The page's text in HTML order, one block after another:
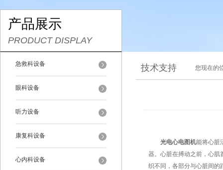
产品展示
PRODUCT DISPLAY
急救科设备
眼科设备
听力设备
康复科设备
心内科设备
技术支持 您现在的
光电心电图机能将心脏
器。心脏在搏动之前，心肌
织不同，各部分与心脏间的